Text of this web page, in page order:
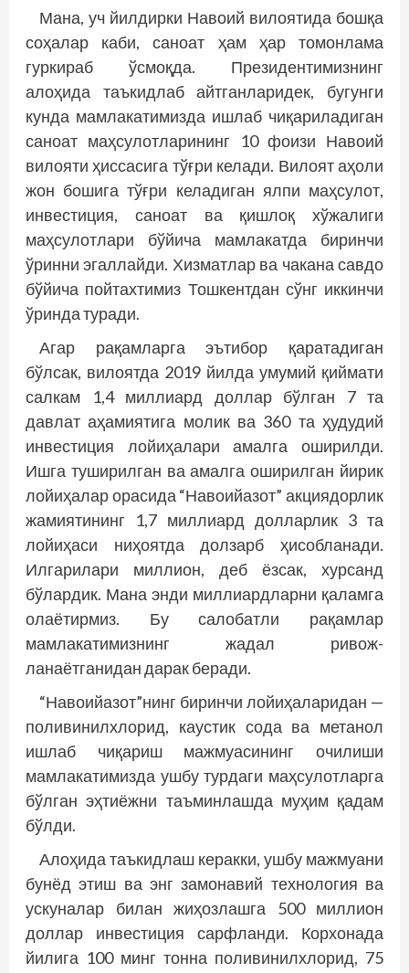
Мана, уч йилдирки Навоий вилоятида бошқа
соҳалар каби, саноат ҳам ҳар томонлама
гуркираб ўсмоқда. Президентимизнинг
алоҳида таъкидлаб айт­ганларидек, бугунги
кунда мамлакатимизда ишлаб чиқариладиган
саноат маҳсулотларининг 10 фоизи Навоий
вилояти ҳиссасига тўғри келади. Вилоят аҳоли
жон бошига тўғри келадиган ялпи маҳсулот,
инвес­тиция, саноат ва қишлоқ хўжалиги
маҳсулотлари бўйича мамлакатда биринчи
ўринни эгаллайди. Хизматлар ва чакана савдо
бўйича пойтахтимиз Тошкентдан сўнг иккинчи
ўринда туради.
Агар рақамларга эътибор қаратадиган
бўлсак, вилоятда 2019 йилда умумий қиймати
салкам 1,4 миллиард доллар бўлган 7 та
давлат аҳамиятига молик ва 360 та ҳудудий
инвестиция ло­йиҳалари амалга оширилди.
Ишга туширилган ва амалга оширилган йирик
лойиҳалар орасида “Навоийазот” акциядорлик
жамиятининг 1,7 миллиард долларлик 3 та
лойиҳаси ниҳоятда долзарб ҳисобланади.
Илгарилари миллион, деб ёзсак, хурсанд
бўлардик. Мана энди миллиардларни қаламга
олаётирмиз. Бу салобатли рақамлар
мамлакатимизнинг жадал ривож­
ланаётганидан дарак беради.
“Навоийазот”нинг биринчи лойиҳаларидан —
поливинилхлорид, каустик сода ва метанол
ишлаб чиқариш маж­муасининг очилиши
мамлакатимизда ушбу турдаги маҳсулотларга
бўлган эҳтиёжни таъминлашда муҳим қадам
бўлди.
Алоҳида таъкидлаш керакки, ушбу мажмуани
бун­ёд этиш ва энг замонавий технология ва
ускуналар билан жиҳозлашга 500 миллион
доллар инвестиция сарфланди. Корхонада
йилига 100 минг тонна поливинилхлорид, 75